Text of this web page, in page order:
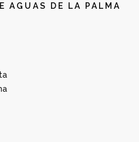
AGUAS DE LA PALMA